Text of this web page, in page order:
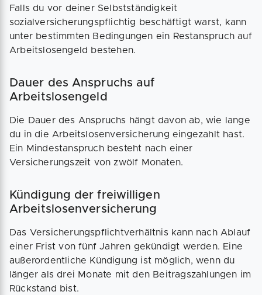
Falls du vor deiner Selbstständigkeit
sozialversicherungspflichtig beschäftigt warst, kann
unter bestimmten Bedingungen ein Restanspruch auf
Arbeitslosengeld bestehen.
Dauer des Anspruchs auf
Arbeitslosengeld
Die Dauer des Anspruchs hängt davon ab, wie lange
du in die Arbeitslosenversicherung eingezahlt hast.
Ein Mindestanspruch besteht nach einer
Versicherungszeit von zwölf Monaten.
Kündigung der freiwilligen
Arbeitslosenversicherung
Das Versicherungspflichtverhältnis kann nach Ablauf
einer Frist von fünf Jahren gekündigt werden. Eine
außerordentliche Kündigung ist möglich, wenn du
länger als drei Monate mit den Beitragszahlungen im
Rückstand bist.